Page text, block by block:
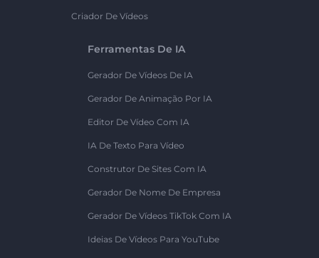
Criador De Vídeos
Ferramentas De IA
Gerador De Vídeos De IA
Gerador De Animação Por IA
Editor De Vídeo Com IA
IA De Texto Para Vídeo
Construtor De Sites Com IA
Gerador De Nome De Empresa
Gerador De Vídeos TikTok Com IA
Ideias De Vídeos Para YouTube